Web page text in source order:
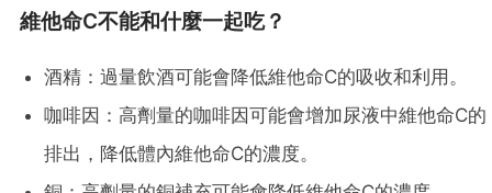
維他命C不能和什麼一起吃？
酒精：過量飲酒可能會降低維他命C的吸收和利用。
咖啡因：高劑量的咖啡因可能會增加尿液中維他命C的
排出，降低體內維他命C的濃度。